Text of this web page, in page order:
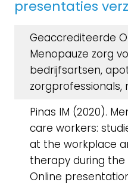
presentaties
Geaccrediteerde
Menopauze zorg
bedrijfsartsen,
zorgprofessionals,
Pinas IM (2020).
care workers:
at the workplace
therapy during the
Online